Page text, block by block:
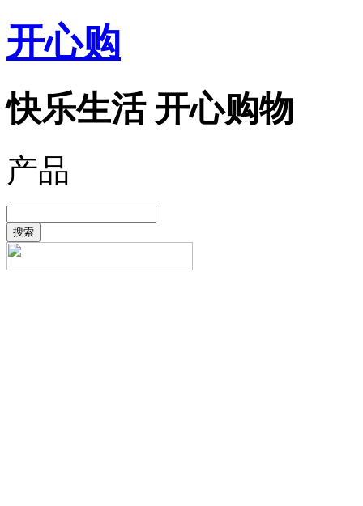
开心购
快乐生活 开心购物
产品
搜索